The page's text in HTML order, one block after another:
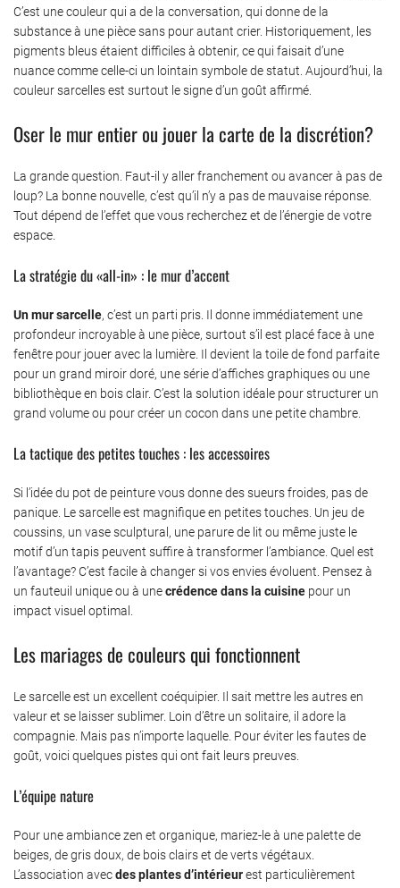
C’est une couleur qui a de la conversation, qui donne de la
substance à une pièce sans pour autant crier. Historiquement, les
pigments bleus étaient difficiles à obtenir, ce qui faisait d’une
nuance comme celle-ci un lointain symbole de statut. Aujourd’hui, la
couleur sarcelles est surtout le signe d’un goût affirmé.
Oser le mur entier ou jouer la carte de la discrétion?
La grande question. Faut-il y aller franchement ou avancer à pas de
loup? La bonne nouvelle, c’est qu’il n’y a pas de mauvaise réponse.
Tout dépend de l’effet que vous recherchez et de l’énergie de votre
espace.
La stratégie du «all-in» : le mur d’accent
Un mur sarcelle, c’est un parti pris. Il donne immédiatement une
profondeur incroyable à une pièce, surtout s’il est placé face à une
fenêtre pour jouer avec la lumière. Il devient la toile de fond parfaite
pour un grand miroir doré, une série d’affiches graphiques ou une
bibliothèque en bois clair. C’est la solution idéale pour structurer un
grand volume ou pour créer un cocon dans une petite chambre.
La tactique des petites touches : les accessoires
Si l’idée du pot de peinture vous donne des sueurs froides, pas de
panique. Le sarcelle est magnifique en petites touches. Un jeu de
coussins, un vase sculptural, une parure de lit ou même juste le
motif d’un tapis peuvent suffire à transformer l’ambiance. Quel est
l’avantage? C’est facile à changer si vos envies évoluent. Pensez à
un fauteuil unique ou à unecrédence dans la cuisine pour un
impact visuel optimal.
Les mariages de couleurs qui fonctionnent
Le sarcelle est un excellent coéquipier. Il sait mettre les autres en
valeur et se laisser sublimer. Loin d’être un solitaire, il adore la
compagnie. Mais pas n’importe laquelle. Pour éviter les fautes de
goût, voici quelques pistes qui ont fait leurs preuves.
L’équipe nature
Pour une ambiance zen et organique, mariez-le à une palette de
beiges, de gris doux, de bois clairs et de verts végétaux.
L’association avecdes plantes d’intérieurest particulièrement